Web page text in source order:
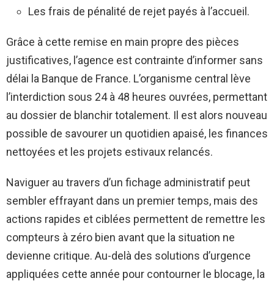
Les frais de pénalité de rejet payés à l’accueil.
Grâce à cette remise en main propre des pièces
justificatives, l’agence est contrainte d’informer sans
délai la Banque de France. L’organisme central lève
l’interdiction sous 24 à 48 heures ouvrées, permettant
au dossier de blanchir totalement. Il est alors nouveau
possible de savourer un quotidien apaisé, les finances
nettoyées et les projets estivaux relancés.
Naviguer au travers d’un fichage administratif peut
sembler effrayant dans un premier temps, mais des
actions rapides et ciblées permettent de remettre les
compteurs à zéro bien avant que la situation ne
devienne critique. Au-delà des solutions d’urgence
appliquées cette année pour contourner le blocage, la